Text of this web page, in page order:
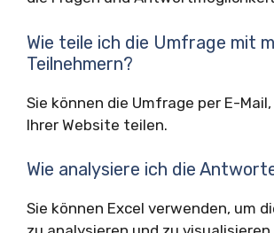
Wie teile ich die Umfrage mit
Teilnehmern?
Sie können die Umfrage per E-
Ihrer Website teilen.
Wie analysiere ich die
Sie können Excel verwenden, um